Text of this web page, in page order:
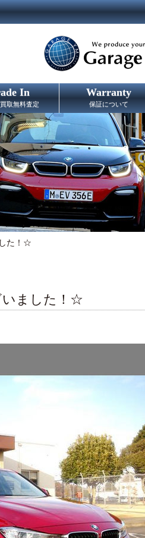
In
取無料査定
Warranty
保証について
た！☆
いました！☆